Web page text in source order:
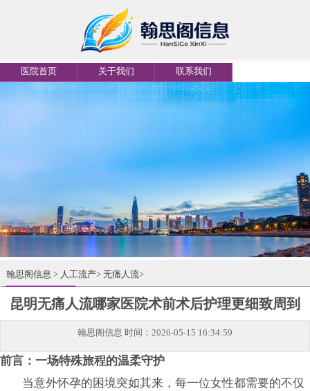
医院首页 关于我们 联系我们
翰思阁信息 > 人工流产> 无痛人流>
昆明无痛人流哪家医院术前术后护理更细致周到
翰思阁信息 时间：2026-05-15 16:34:59
前言：一场特殊旅程的温柔守护
当意外怀孕的困境突如其来，每一位女性都需要的不仅